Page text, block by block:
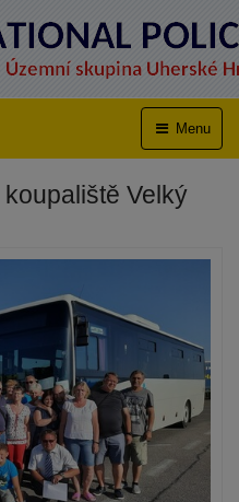
Menu
Velký